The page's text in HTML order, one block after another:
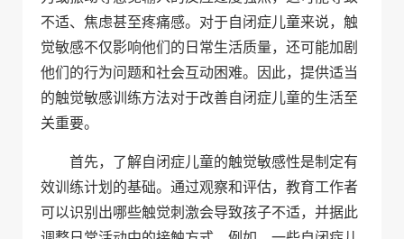
不适、焦虑甚至疼痛感。对于自闭症儿童来说，触
觉敏感不仅影响他们的日常生活质量，还可能加剧
他们的行为问题和社会互动困难。因此，提供适当
的触觉敏感训练方法对于改善自闭症儿童的生活至
关重要。
首先，了解自闭症儿童的触觉敏感性是制定有
效训练计划的基础。通过观察和评估，教育工作者
可以识别出哪些触觉刺激会导致孩子不适，并据此